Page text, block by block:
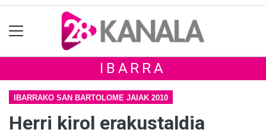
IBARRA
IBARRAKO SAN BARTOLOME JAIAK 2010
Herri kirol erakustaldia